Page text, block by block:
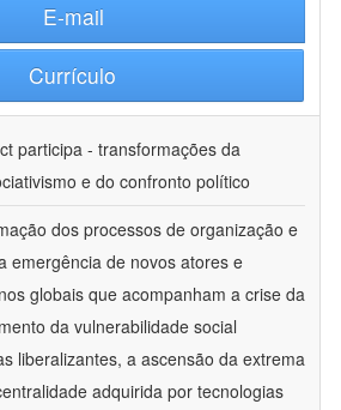
E-mail
Currículo
participa - transformações da
e do confronto político
dos processos de organização e
emergência de novos atores e
globais que acompanham a crise da
da vulnerabilidade social
liberalizantes, a ascensão da extrema
adquirida por tecnologias